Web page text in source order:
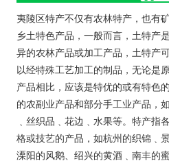
夷陵区特产不仅有农林特产，也有
乡土特色产品，一般而言，土特产
异的农林产品或加工产品，土特产
以经特殊工艺加工的制品，无论是
产品相比，应该是特优的或有特色
的农副业产品和部分手工业产品，
﹑丝织品﹑花边﹑水果等。特产指
格或技艺的产品，如杭州的织锦﹑
溧阳的风鹅、绍兴的黄酒﹑南丰的